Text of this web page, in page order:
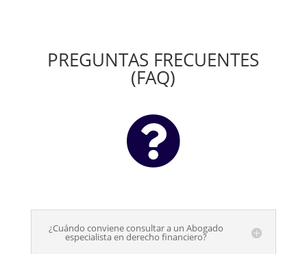
PREGUNTAS FRECUENTES
(FAQ)

¿Cuándo conviene consultar a un Abogado
especialista en derecho financiero?